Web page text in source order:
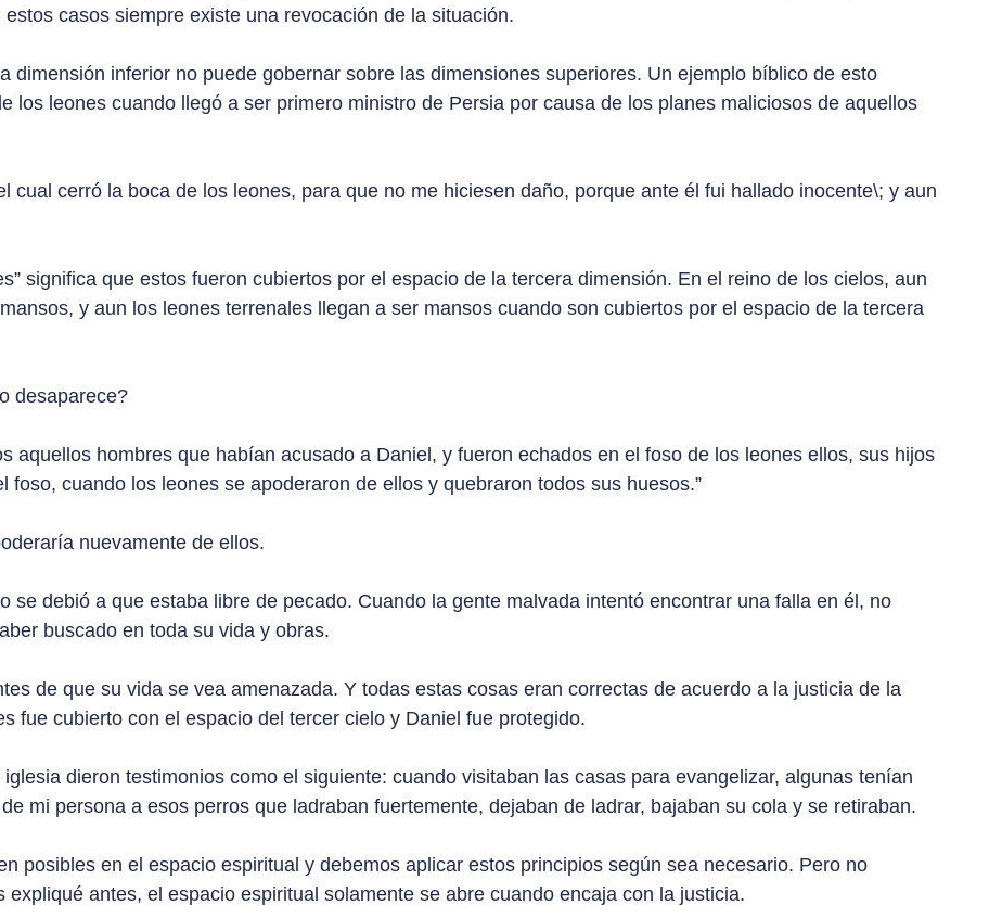
casos siempre existe una revocación de la situación.
dimensión inferior no puede gobernar sobre las dimensiones superiores. Un ejemplo bíblico de esto
los leones cuando llegó a ser primero ministro de Persia por causa de los planes maliciosos de aquellos
cual cerró la boca de los leones, para que no me hiciesen daño, porque ante él fui hallado inocente\; y aun
significa que estos fueron cubiertos por el espacio de la tercera dimensión. En el reino de los cielos, aun
y aun los leones terrenales llegan a ser mansos cuando son cubiertos por el espacio de la tercera
desaparece?
aquellos hombres que habían acusado a Daniel, y fueron echados en el foso de los leones ellos, sus hijos
cuando los leones se apoderaron de ellos y quebraron todos sus huesos.”
nuevamente de ellos.
se debió a que estaba libre de pecado. Cuando la gente malvada intentó encontrar una falla en él, no
buscado en toda su vida y obras.
de que su vida se vea amenazada. Y todas estas cosas eran correctas de acuerdo a la justicia de la
fue cubierto con el espacio del tercer cielo y Daniel fue protegido.
dieron testimonios como el siguiente: cuando visitaban las casas para evangelizar, algunas tenían
mi persona a esos perros que ladraban fuertemente, dejaban de ladrar, bajaban su cola y se retiraban.
posibles en el espacio espiritual y debemos aplicar estos principios según sea necesario. Pero no
antes, el espacio espiritual solamente se abre cuando encaja con la justicia.